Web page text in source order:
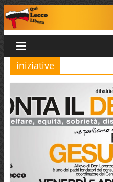
Salta
al
contenuto
Qui
Lecco
Libera
iniziative